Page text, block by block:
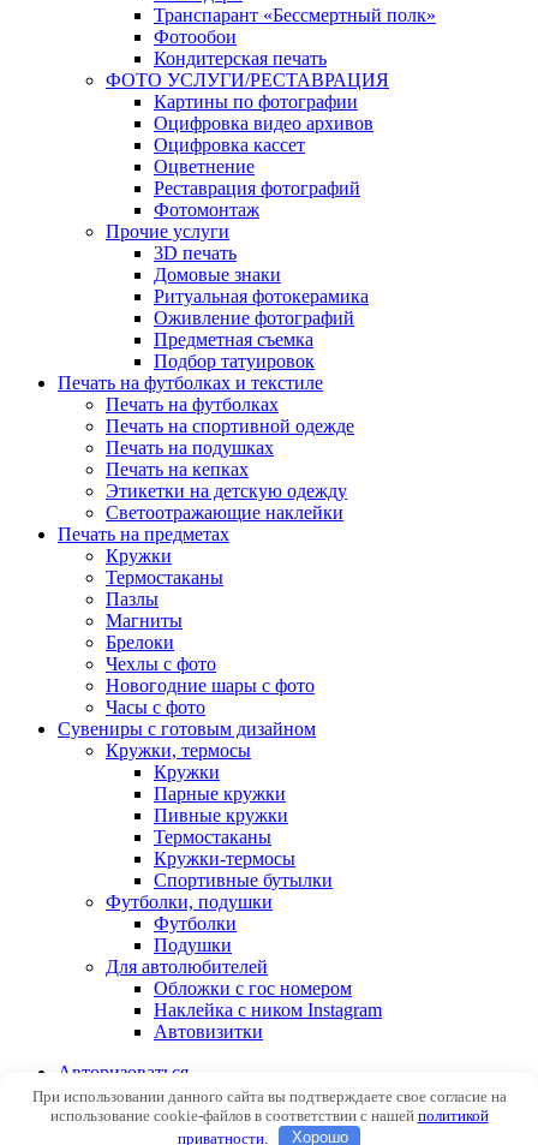
Транспарант «Бессмертный полк»
Фотообои
Кондитерская печать
ФОТО УСЛУГИ/РЕСТАВРАЦИЯ
Картины по фотографии
Оцифровка видео архивов
Оцифровка кассет
Оцветнение
Реставрация фотографий
Фотомонтаж
Прочие услуги
3D печать
Домовые знаки
Ритуальная фотокерамика
Оживление фотографий
Предметная съемка
Подбор татуировок
Печать на футболках и текстиле
Печать на футболках
Печать на спортивной одежде
Печать на подушках
Печать на кепках
Этикетки на детскую одежду
Светоотражающие наклейки
Печать на предметах
Кружки
Термостаканы
Пазлы
Магниты
Брелоки
Чехлы с фото
Новогодние шары с фото
Часы с фото
Сувениры с готовым дизайном
Кружки, термосы
Кружки
Парные кружки
Пивные кружки
Термостаканы
Кружки-термосы
Спортивные бутылки
Футболки, подушки
Футболки
Подушки
Для автолюбителей
Обложки с гос номером
Наклейка с ником Instagram
Автовизитки
Авторизоваться
При использовании данного сайта вы подтверждаете свое согласие на
использование cookie-файлов в соответствии с нашей политикой
приватности.
Хорошо